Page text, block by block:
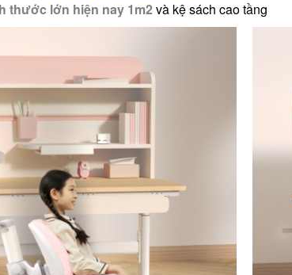
thước lớn hiện nay 1m2 và kệ sách cao tầng